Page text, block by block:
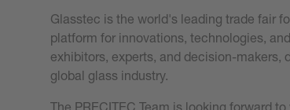
Glasstec is the world's leading trade fair
platform for innovations, technologies,
exhibitors, experts, and decision-makers,
global glass industry.
The PRECITEC Team is looking forward